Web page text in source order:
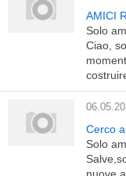
AMICI
Solo
Ciao,
Cerco
Solo